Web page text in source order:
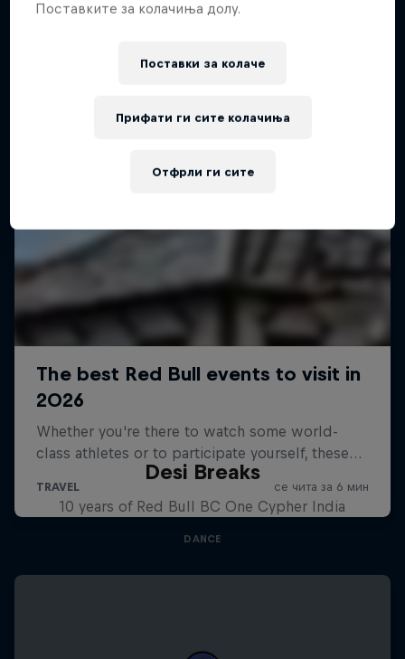
Desi Breaks
10 years of Red Bull BC One Cypher India
DANCE
Поставките за колачиња долу.
Поставки за колачe
Отфрли ги сите
Прифати ги сите колачиња